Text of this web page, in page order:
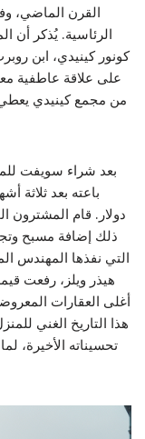
القرن الماضي،
الرئاسية. يُذكر أن
كونور كينيدي، ابن
من مجمع كينيدي يعطي
دولار. قام المشترون
ذلك إضافة مسبح
التي نفذها المهندس
هيذر ويلز، رفعت
أغلى العقارات
هذا التاريخ الغني
تحسيناته الأخيرة،